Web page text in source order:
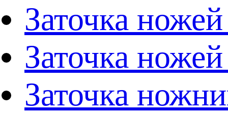
Заточка
Заточка
Заточка